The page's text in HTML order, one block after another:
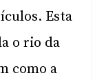
Esta
o rio da
como a